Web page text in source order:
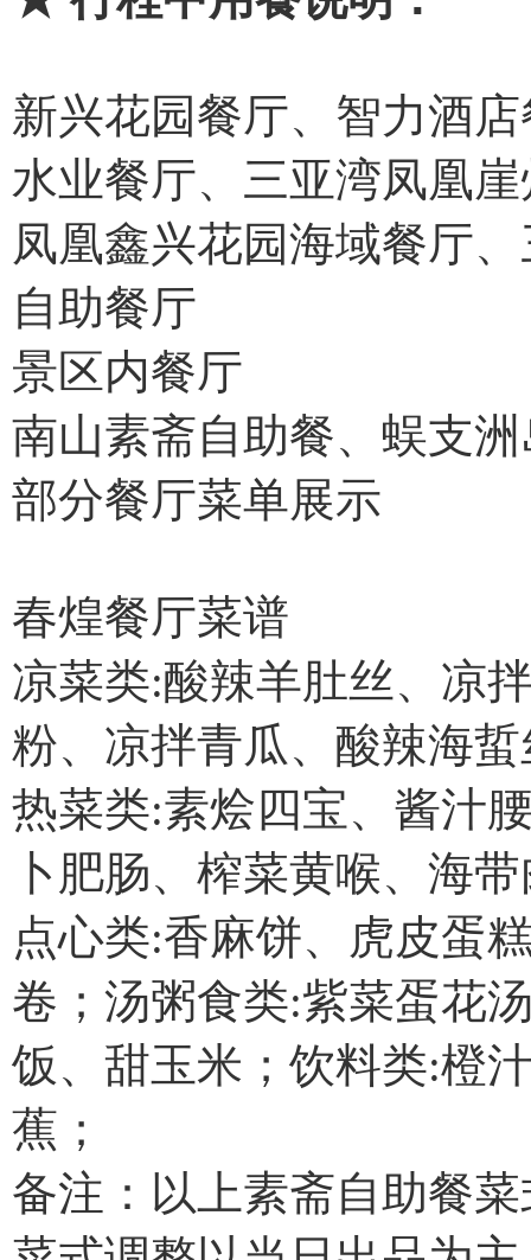
新兴花园餐厅、智力酒
水业餐厅、三亚湾凤凰
凤凰鑫兴花园海域餐厅
自助餐厅
景区内餐厅
南山素斋自助餐、蜈支
部分餐厅菜单展示
春煌餐厅菜谱
凉菜类:酸辣羊肚丝、凉
粉、凉拌青瓜、酸辣海
热菜类:素烩四宝、酱汁
卜肥肠、榨菜黄喉、海
点心类:香麻饼、虎皮蛋
卷；汤粥食类:紫菜蛋花
饭、甜玉米；饮料类:橙
蕉；
备注：以上素斋自助餐